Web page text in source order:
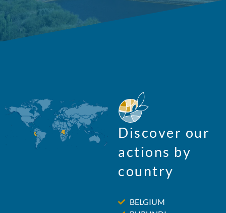
Discover our
actions by
country
BELGIUM